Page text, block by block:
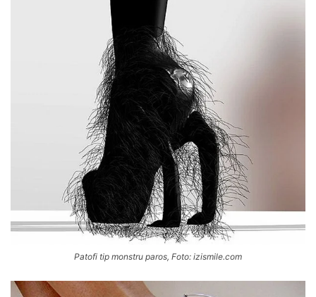
Patofi tip monstru paros, Foto: izismile.com